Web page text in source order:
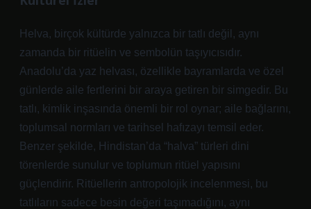
Helva, birçok kültürde yalnızca bir tatlı değil, aynı
zamanda bir ritüelin ve sembolün taşıyıcısıdır.
Anadolu’da yaz helvası, özellikle bayramlarda ve özel
günlerde aile fertlerini bir araya getiren bir simgedir. Bu
tatlı, kimlik inşasında önemli bir rol oynar; aile bağlarını,
toplumsal normları ve tarihsel hafızayı temsil eder.
Benzer şekilde, Hindistan’da “halva” türleri dini
törenlerde sunulur ve toplumun ritüel yapısını
güçlendirir. Ritüellerin antropolojik incelenmesi, bu
tatlıların sadece besin değeri taşımadığını, aynı